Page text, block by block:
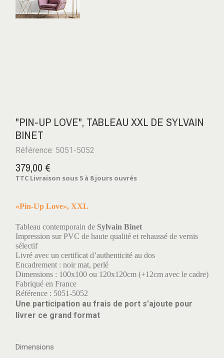
"PIN-UP LOVE", TABLEAU XXL DE SYLVAIN
BINET
Référence: 5051-5052
379,00 €
TTC Livraison sous 5 à 8 jours ouvrés
«Pin-Up Love», XXL
Tableau contemporain de Sylvain Binet
Impression sur PVC de haute qualité et rehaussé de vernis
sélectif
Livré avec un certificat d’authenticité au dos
Encadrement : noir mat, perlé
Dimensions : 100x100 ou 120x120cm (+12cm avec le cadre)
Fabriqué en France
Référence : 5051-5052
Une participation au frais de port s’ajoute pour
livrer ce grand format
Dimensions